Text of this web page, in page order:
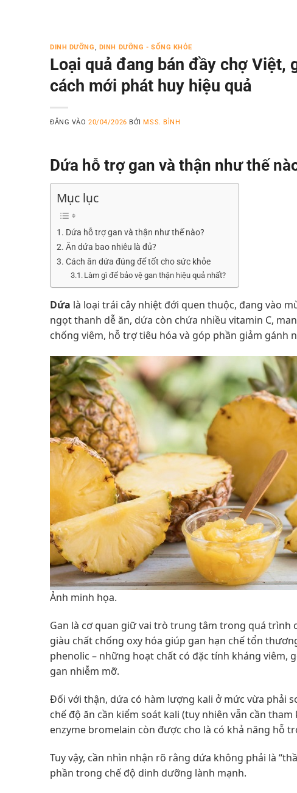
DINH DƯỠNG, DINH DƯỠNG - SỐNG KHỎE
Loại quả đang bán đầy chợ Việt,
cách mới phát huy hiệu quả
ĐĂNG VÀO20/04/2026 BỞIMSS. BÌNH
Dứa hỗ trợ gan và thận như thế
Mục lục
Dứa hỗ trợ gan và thận như thế nào?
Ăn dứa bao nhiêu là đủ?
Cách ăn dứa đúng để tốt cho sức khỏe
Làm gì để bảo vệ gan thận hiệu quả nhất?
Dứa là loại trái cây nhiệt đới quen thuộc, đang vào
ngọt thanh dễ ăn, dứa còn chứa nhiều vitamin C,
chống viêm, hỗ trợ tiêu hóa và góp phần giảm gánh
Ảnh minh họa.
Gan là cơ quan giữ vai trò trung tâm trong quá trình
giàu chất chống oxy hóa giúp gan hạn chế tổn
phenolic – những hoạt chất có đặc tính kháng viêm,
gan nhiễm mỡ.
Đối với thận, dứa có hàm lượng kali ở mức vừa phải
chế độ ăn cần kiểm soát kali (tuy nhiên vẫn cần
enzyme bromelain còn được cho là có khả năng hỗ
Tuy vậy, cần nhìn nhận rõ rằng dứa không phải là
phần trong chế độ dinh dưỡng lành mạnh.